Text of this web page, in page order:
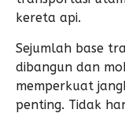
kereta api.
Sejumlah base
dibangun dan
memperkuat
penting. Tidak